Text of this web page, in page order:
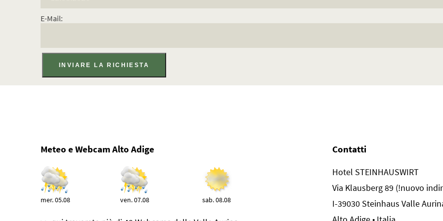
E-Mail:
Meteo e Webcam Alto Adige
mer. 05.08 ven. 07.08 sab. 08.08
Contatti
Hotel STEINHAUSWIRT
Via Klausberg 89 (!nuovo
I-39030 Steinhaus Valle